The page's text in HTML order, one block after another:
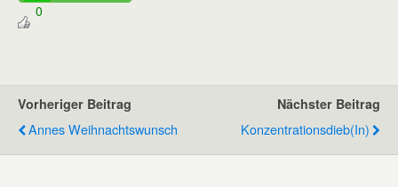
0
Vorheriger Beitrag
Annes Weihnachtswunsch
Nächster Beitrag
Konzentrationsdieb(in)